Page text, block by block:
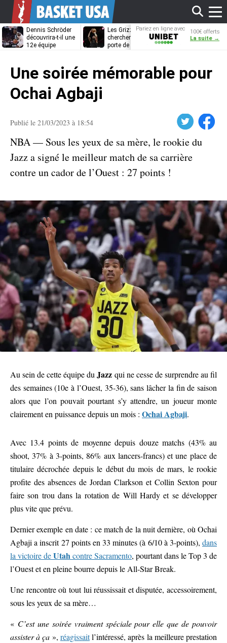
Dennis Schröder
découvrira-t-il une
12e équipe
Les Grizzlies
cherchent déjà une
porte de sortie
Dwane Casey
bientôt coach
Pariez en ligne avec
Unibet
100€ offerts
La suite →
Une soirée mémorable pour
Ochai Agbaji
Publié le 21/03/2023 à 18:54 Facebook
NBA — Sous les yeux de sa mère, le rookie du
Jazz a signé le meilleur match de sa carrière
contre un cador de l’Ouest : 27 points !
Au sein de cette équipe duJazz qui ne cesse de surprendre au fil
des semaines (10e à l’Ouest, 35-36), sans lâcher la fin de saison
alors que l’on pouvait pourtant s’y attendre, un joueur monte
clairement en puissance depuis un mois : Ochai Agbaji.
Avec 13.4 points de moyenne depuis douze matchs (43% au
shoot, 37% à 3-points, 86% aux lancers-francs) et une place de
titulaire décrochée depuis le début du mois de mars, le rookie
profite des absences de Jordan Clarkson et Collin Sexton pour
faire son trou dans la rotation de Will Hardy et se développer
plus vite que prévu.
Dernier exemple en date : ce match de la nuit dernière, où Ochai
Agbaji a inscrit 27 points en 33 minutes (à 6/10 à 3-points), dans
la victoire deUtahcontre Sacramento, pourtant dans le Top 3 de
l’Ouest et en pleine bourre depuis le All-Star Break.
Une rencontre où tout lui réussissait et disputée, accessoirement,
sous les yeux de sa mère…
« C’est une soirée vraiment spéciale pour elle que de pouvoir
assister à ça », réagissaitl’intéressé, après la meilleure prestation